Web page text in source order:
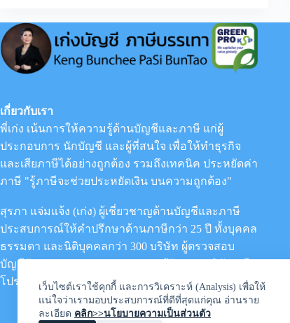
เว็บไซต์เราใช้คุกกี้ และการวิเคราะห์ (Analysis) เพื่อให้
แน่ใจว่าเรามอบประสบการณ์ที่ดีที่สุดแก่คุณ อ่านราย
ละเอียด คลิก>>นโยบายความเป็นส่วนตัว
จด
ทะเบียน
การ
ค้า)
เกี่ยวกับเรา
พี่เก่ง เน้นการให้ความรู้ด้านบัญชีและภาษี แก่ผู้
ประกอบการ นักบัญชี และผู้ที่สนใจ เพื่อให้ทำธุรกิจ
และเสียภาษีได้อย่างถูกต้อง รวมถึงเทคนิค ประหยัดค่า
ภาษี "รู้ภาษีจะช่วยประหยัดเงิน บนความถูกต้อง"
สุรภา แจ่มแจ้ง (เก่ง) ผู้เชี่ยวชาญด้านบัญชีและภาษี
ประสบการณ์ให้คำปรึกษาด้านภาษีกว่า 25 ปี ทั้งบุคคล
ธรรมดา และนิติบุคคลกว่า 300 บริษัท ผู้ตรวจสอบ
บัญชีรับอนุญาต (CPA) : กรรมการผู้จัดการ
โปร เคเอสพี แอคเคาท์ติ้ง จำกัด